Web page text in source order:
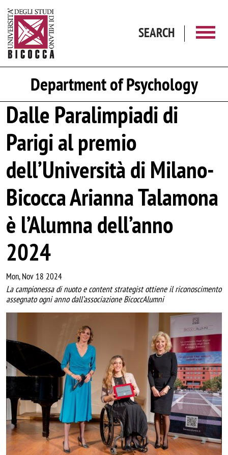
SEARCH
Department of Psychology
Dalle Paralimpiadi di
Parigi al premio
dell’Università di Milano-
Bicocca Arianna Talamona
è l’Alumna dell’anno
2024
Mon, Nov 18 2024
La campionessa di nuoto e content strategist ottiene il riconoscimento
assegnato ogni anno dall’associazione BicoccAlumni